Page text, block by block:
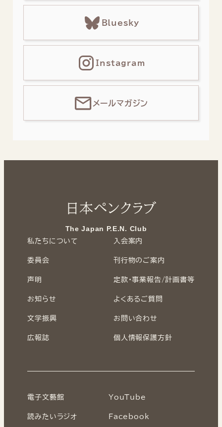
Bluesky
Instagram
メールマガジン
日本ペンクラブ
The Japan P.E.N. Club
私たちについて
委員会
声明
お知らせ
文学振興
広報誌
入会案内
刊行物のご案内
定款・事業報告/計画書等
よくあるご質問
お問い合わせ
個人情報保護方針
電子文藝館
読みたいラジオ
YouTube
Facebook